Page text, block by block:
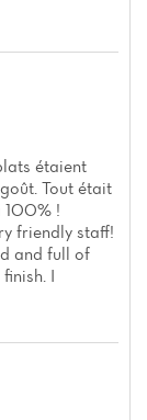
étaient
Tout était
100% !
friendly staff!
and full of
I